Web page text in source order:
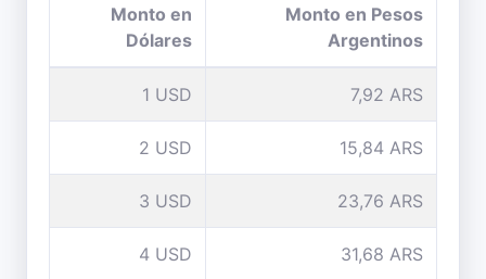
Monto en
Dólares
Monto en Pesos
Argentinos
1 USD 7,92 ARS
2 USD 15,84 ARS
3 USD 23,76 ARS
4 USD 31,68 ARS